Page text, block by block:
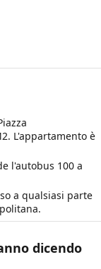
L'appartamento è
l'autobus 100 a
a qualsiasi parte
dicendo